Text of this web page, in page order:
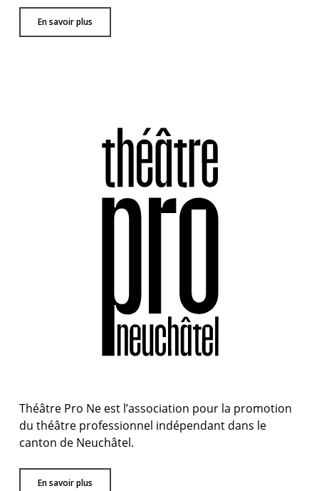
En savoir plus
Théâtre Pro Ne est l’association pour la promotion
du théâtre professionnel indépendant dans le
canton de Neuchâtel.
En savoir plus